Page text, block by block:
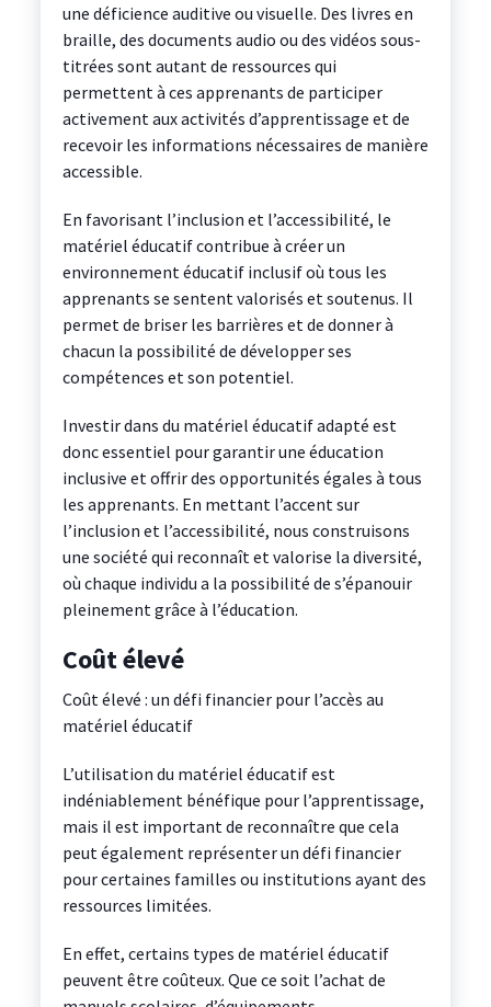
une déficience auditive ou visuelle. Des livres en
braille, des documents audio ou des vidéos sous-
titrées sont autant de ressources qui
permettent à ces apprenants de participer
activement aux activités d’apprentissage et de
recevoir les informations nécessaires de manière
accessible.
En favorisant l’inclusion et l’accessibilité, le
matériel éducatif contribue à créer un
environnement éducatif inclusif où tous les
apprenants se sentent valorisés et soutenus. Il
permet de briser les barrières et de donner à
chacun la possibilité de développer ses
compétences et son potentiel.
Investir dans du matériel éducatif adapté est
donc essentiel pour garantir une éducation
inclusive et offrir des opportunités égales à tous
les apprenants. En mettant l’accent sur
l’inclusion et l’accessibilité, nous construisons
une société qui reconnaît et valorise la diversité,
où chaque individu a la possibilité de s’épanouir
pleinement grâce à l’éducation.
Coût élevé
Coût élevé : un défi financier pour l’accès au
matériel éducatif
L’utilisation du matériel éducatif est
indéniablement bénéfique pour l’apprentissage,
mais il est important de reconnaître que cela
peut également représenter un défi financier
pour certaines familles ou institutions ayant des
ressources limitées.
En effet, certains types de matériel éducatif
peuvent être coûteux. Que ce soit l’achat de